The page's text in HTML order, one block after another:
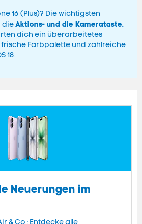
16 (Plus)? Die wichtigsten
dieAktions- und die Kamerataste.
dich ein überarbeitetes
frische Farbpalette und zahlreiche
18.
Neuerungen im